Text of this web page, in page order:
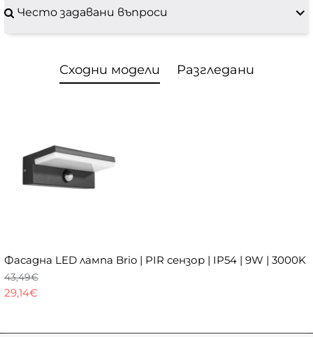
Често задавани въпроси
Сходни модели Разгледани
Фасадна LED лампа Brio | PIR сензор | IP54 | 9W | 3000K
29,14€
43,49€